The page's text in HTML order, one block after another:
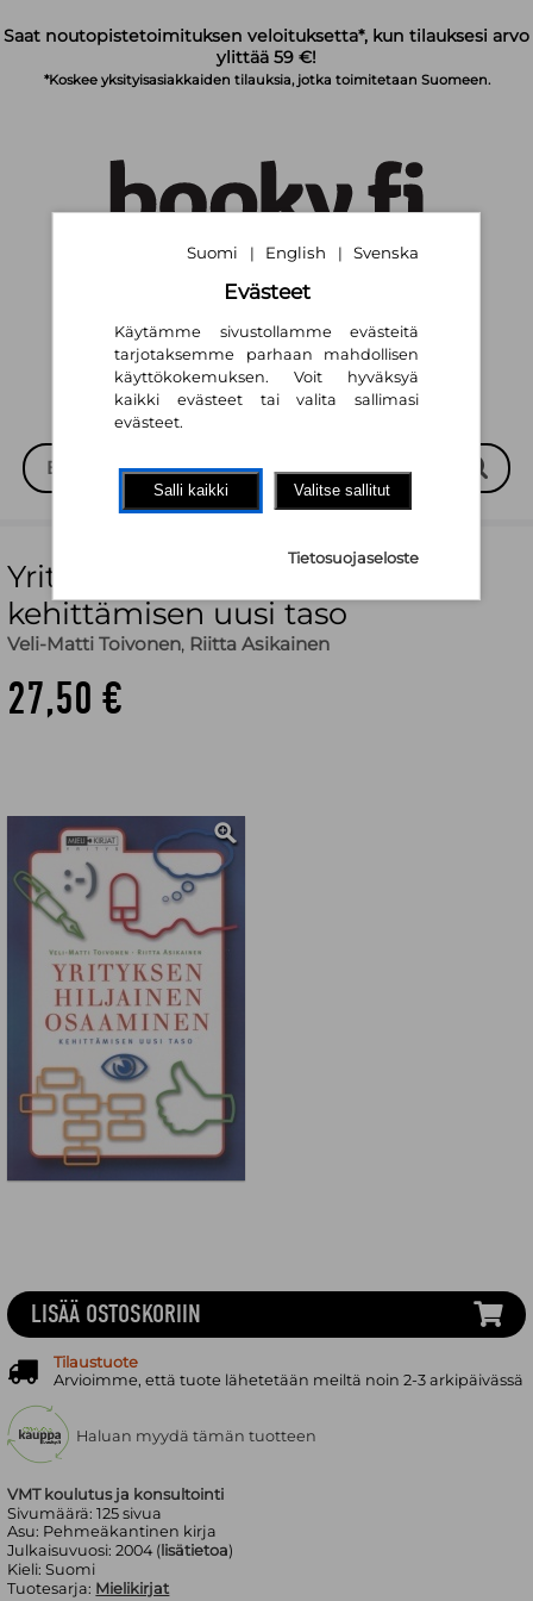
Saat noutopistetoimituksen veloituksetta*, kun tilauksesi arvo
ylittää 59 €!
*Koskee yksityisasiakkaiden tilauksia, jotka toimitetaan Suomeen.
English |
Yrityksen hiljainen osaaminen :
kehittämisen uusi taso
Veli-Matti Toivonen, Riitta Asikainen
27,50 €
VMT koulutus ja konsultointi
Sivumäärä:125 sivua
Asu: Pehmeäkantinen kirja
Julkaisuvuosi:2004 ( lisätietoa)
Kieli:Suomi
Tuotesarja: Mielikirjat
LISÄÄ OSTOSKORIIN
Tilaustuote
Arvioimme, että tuote lähetetään meiltä noin 2-3 arkipäivässä
Haluan myydä tämän tuotteen
Suomi | English | Svenska
Evästeet
Käytämme sivustollamme evästeitä
tarjotaksemme parhaan mahdollisen
käyttökokemuksen. Voit hyväksyä
kaikki evästeet tai valita sallimasi
evästeet.
Salli kaikki Valitse sallitut
Tietosuojaseloste